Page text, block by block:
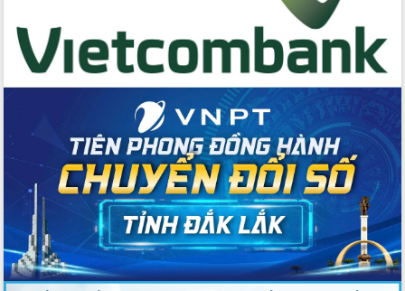
Tổ chức trang trọng Lễ hội Đền thờ
Lương Văn Chánh năm 2026
Phó Bí thư Tỉnh ủy Đắk Lắk Đỗ Hữu
Bệnh án điện tử thúc đẩy chuyển đổi
số y tế tại Đắk Lắk
Chuyển đổi số thư viện: Mở rộng
không gian tri thức trong thời đại số
Đánh giá, rút kinh nghiệm công tác tổ
chức diễn tập trước ngày bầu cử
Chương trình “Gặp gỡ hữu nghị –
Friendship Meeting New Year 2026”